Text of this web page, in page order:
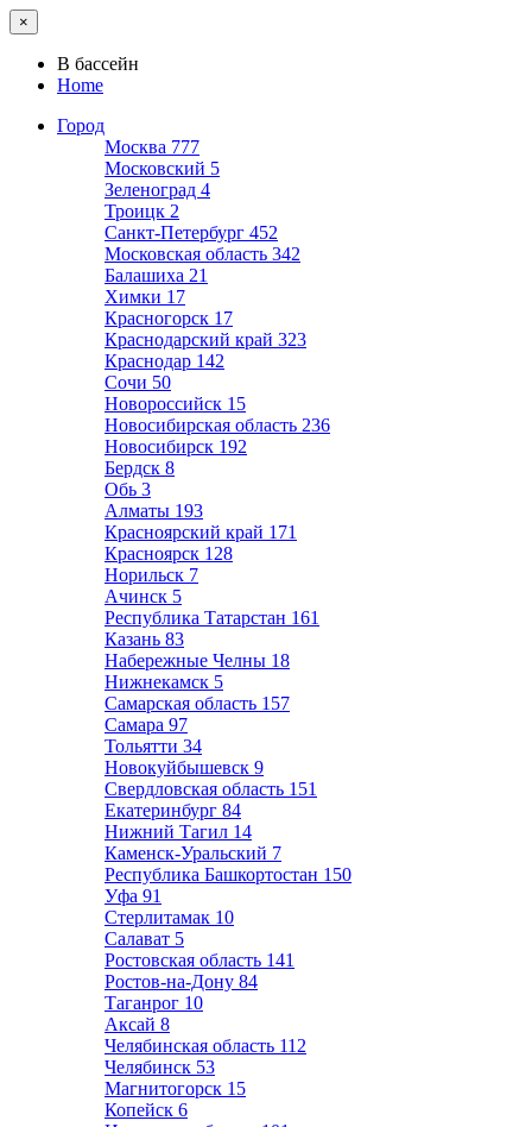
×
В бассейн
Home
Город
Москва 777
Московский 5
Зеленоград 4
Троицк 2
Санкт-Петербург 452
Московская область 342
Балашиха 21
Химки 17
Красногорск 17
Краснодарский край 323
Краснодар 142
Сочи 50
Новороссийск 15
Новосибирская область 236
Новосибирск 192
Бердск 8
Обь 3
Алматы 193
Красноярский край 171
Красноярск 128
Норильск 7
Ачинск 5
Республика Татарстан 161
Казань 83
Набережные Челны 18
Нижнекамск 5
Самарская область 157
Самара 97
Тольятти 34
Новокуйбышевск 9
Свердловская область 151
Екатеринбург 84
Нижний Тагил 14
Каменск-Уральский 7
Республика Башкортостан 150
Уфа 91
Стерлитамак 10
Салават 5
Ростовская область 141
Ростов-на-Дону 84
Таганрог 10
Аксай 8
Челябинская область 112
Челябинск 53
Магнитогорск 15
Копейск 6